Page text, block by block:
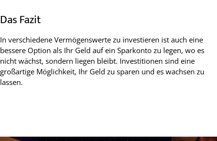
Das Fazit
In verschiedene Vermögenswerte zu investieren ist auch eine
bessere Option als Ihr Geld auf ein Sparkonto zu legen, wo es
nicht wächst, sondern liegen bleibt. Investitionen sind eine
großartige Möglichkeit, Ihr Geld zu sparen und es wachsen zu
lassen.